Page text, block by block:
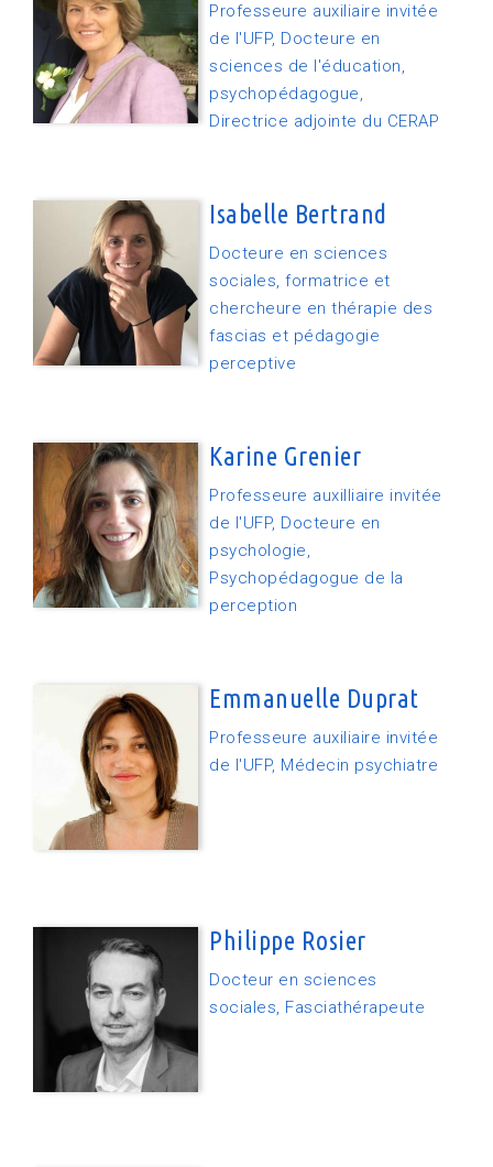
Professeure auxiliaire invitée
de l'UFP, Docteure en
sciences de l'éducation,
psychopédagogue,
Directrice adjointe du CERAP
Isabelle Bertrand
Docteure en sciences
sociales, formatrice et
chercheure en thérapie des
fascias et pédagogie
perceptive
Karine Grenier
Professeure auxilliaire invitée
de l'UFP, Docteure en
psychologie,
Psychopédagogue de la
perception
Emmanuelle Duprat
Professeure auxiliaire invitée
de l'UFP, Médecin psychiatre
Philippe Rosier
Docteur en sciences
sociales, Fasciathérapeute